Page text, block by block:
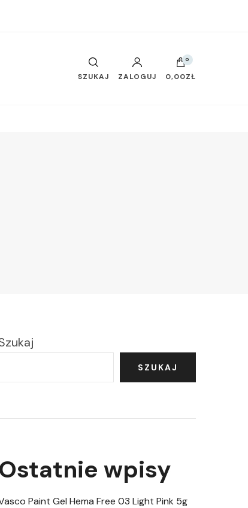
SZUKAJ ZALOGUJ
0
0,00ZŁ
SZUKAJ
Ostatnie wpisy
Paint Gel Hema Free 03 Light Pink 5g